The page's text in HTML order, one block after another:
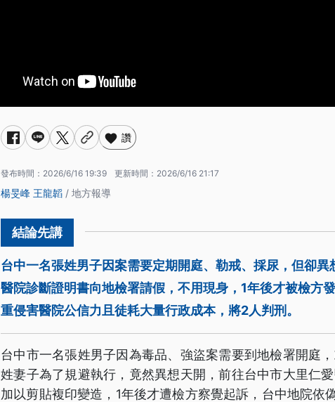
讚
發布時間： 2026/6/16 19:39 更新時間： 2026/6/16 21:17
楊旻峰 王龍韜 / 地方報導
台中一名張姓男子因案需要定期開庭、勒戒、採尿，但卻
醫院診斷證明書向地檢署請假，不用現身，1年後才被檢方
重侵害醫院公信力且徒耗大量行政成本，將2人判刑。
台中市一名張姓男子因為毒品、強盜案需要到地檢署開庭
姓妻子為了規避執行，竟然異想天開，前往台中市大里仁
加以剪貼複印變造，1年後才遭檢方察覺起訴，台中地院依